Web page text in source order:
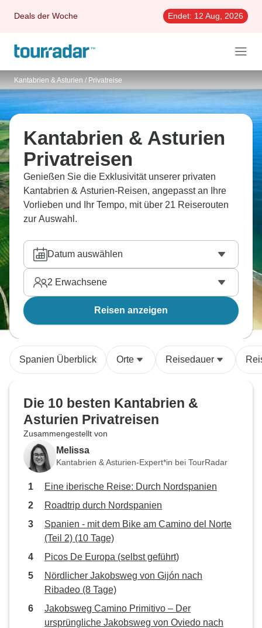
Deals der Woche Endet: 12 Aug, 2026
Kantabrien & Asturien / Privatreise
Kantabrien & Asturien
Privatreisen
Genießen Sie die Exklusivität unserer privaten
Kantabrien & Asturien-Reisen, angepasst an Ihre
Vorlieben und Ihr Tempo, mit über 21 Reiserouten
zur Auswahl.
Datum auswählen
2 Erwachsene
Reisen anzeigen
Spanien Überblick Orte Reisedauer
Die 10 besten Kantabrien &
Asturien Privatreisen
Zusammengestellt von
Melissa
Kantabrien & Asturien-Expert*in bei TourRadar
Eine iberische Reise: Durch Nordspanien
Roadtrip durch Nordspanien
Spanien - mit dem Bike am Camino del Norte
(Teil 2) (10 Tage)
Picos De Europa (selbst geführt)
Nördlicher Jakobsweg von Gijón nach
Ribadeo (8 Tage)
Jakobsweg Camino Primitivo – Der
ursprüngliche Jakobsweg von Oviedo nach